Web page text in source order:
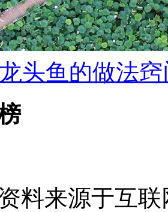
头鱼的做法窍
料来源于互